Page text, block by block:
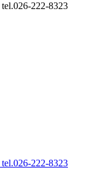
tel.026-222-8323
tel.026-222-8323